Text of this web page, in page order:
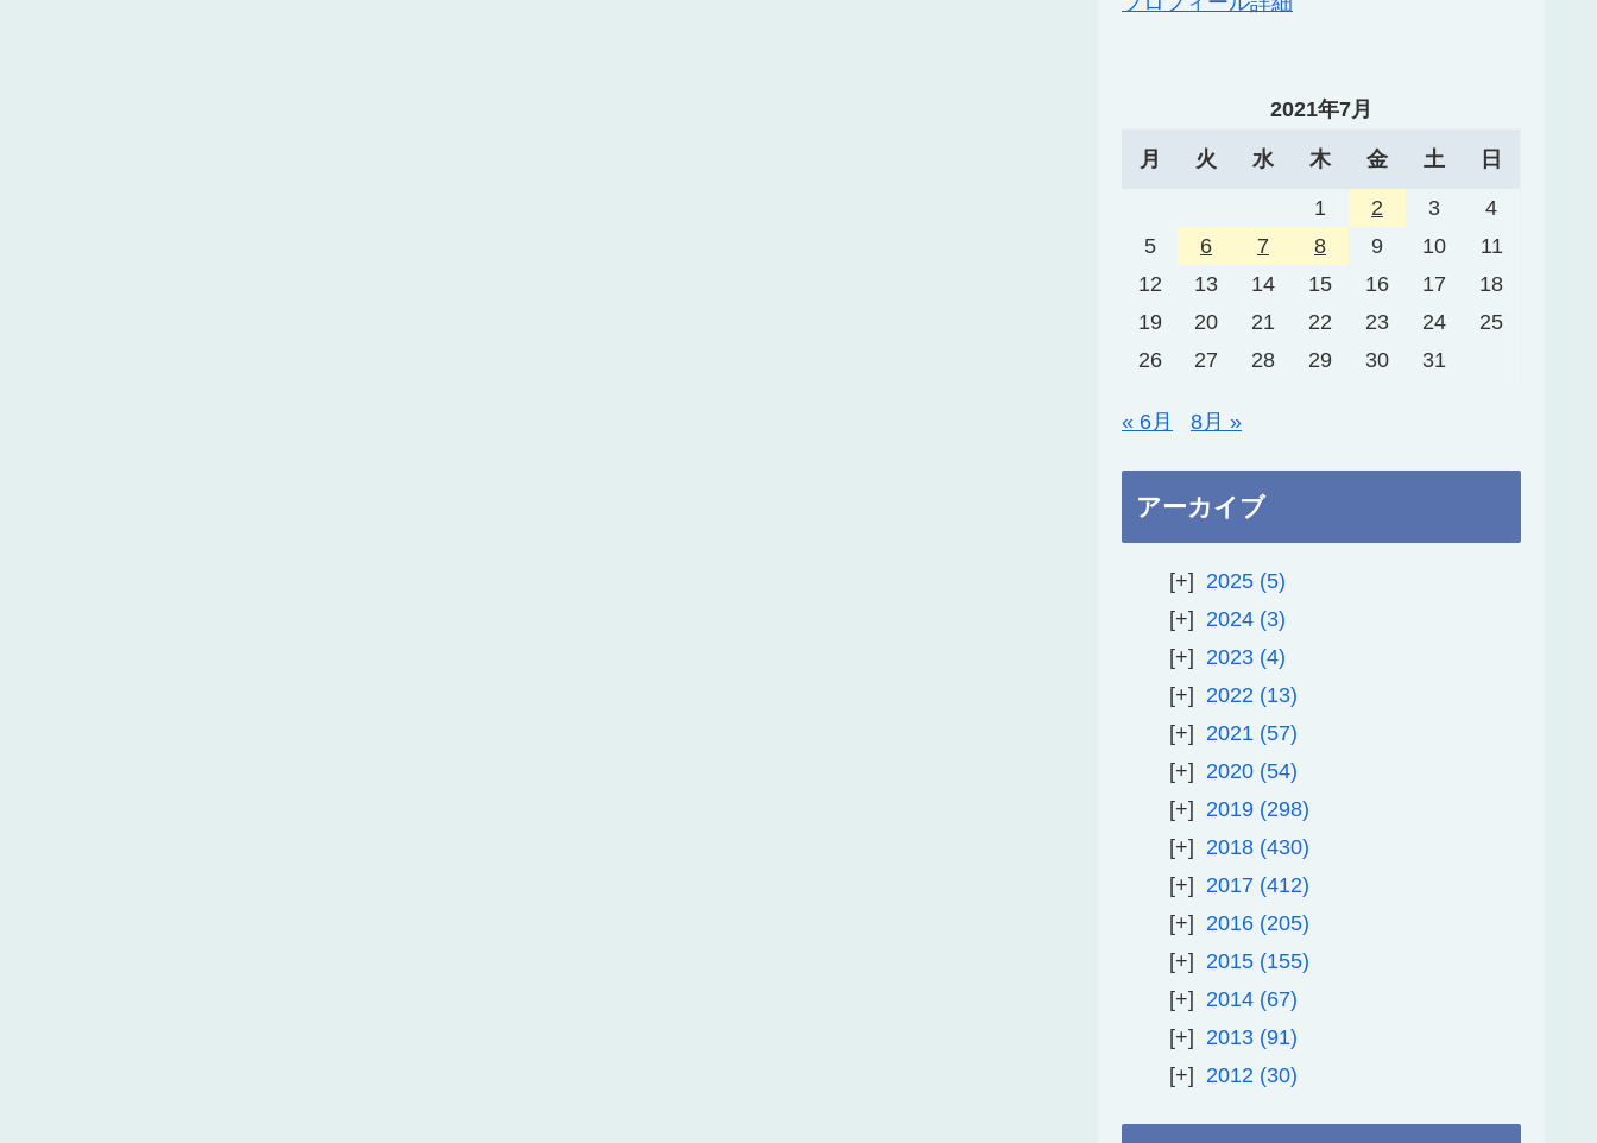
2021年7月
月 火 水 木 金 土 日
1 2 3
4
5
6 7 8 9 10
11
12
13 14 15 16 17
18
19
20 21 22 23 24
25
26
27 28 29 30 31
« 6月 8月 »
アーカイブ
2025 5
2024 3
2023 4
2022
13
2021
57
2020 54
2019 298
2018 430
2017 412
2016 205
2015 155
2014 67
2013 91
2012
30